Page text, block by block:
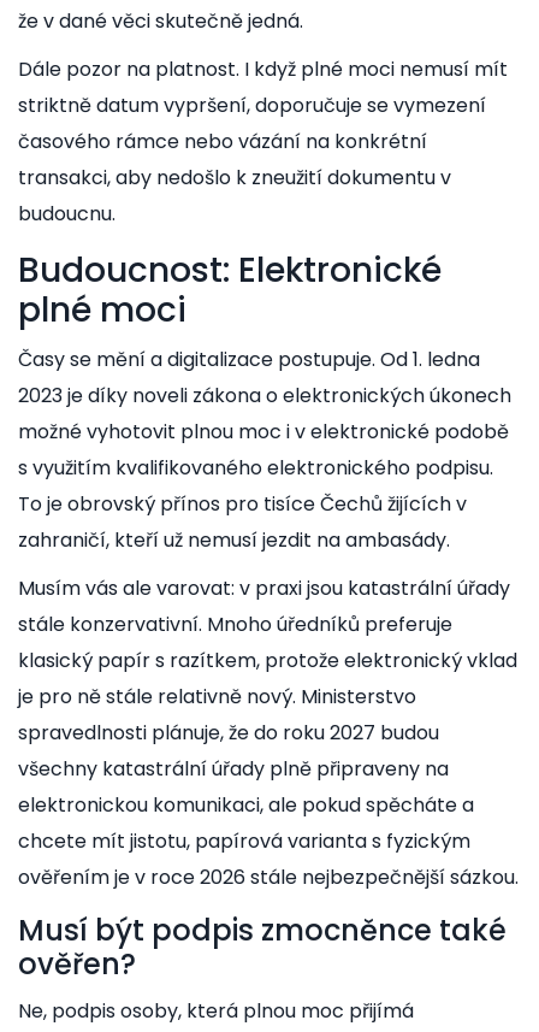
že v dané věci skutečně jedná.
Dále pozor na platnost. I když plné moci nemusí mít
striktně datum vypršení, doporučuje se vymezení
časového rámce nebo vázání na konkrétní
transakci, aby nedošlo k zneužití dokumentu v
budoucnu.
Budoucnost: Elektronické
plné moci
Časy se mění a digitalizace postupuje. Od 1. ledna
2023 je díky noveli zákona o elektronických úkonech
možné vyhotovit plnou moc i v elektronické podobě
s využitím kvalifikovaného elektronického podpisu.
To je obrovský přínos pro tisíce Čechů žijících v
zahraničí, kteří už nemusí jezdit na ambasády.
Musím vás ale varovat: v praxi jsou katastrální úřady
stále konzervativní. Mnoho úředníků preferuje
klasický papír s razítkem, protože elektronický vklad
je pro ně stále relativně nový. Ministerstvo
spravedlnosti plánuje, že do roku 2027 budou
všechny katastrální úřady plně připraveny na
elektronickou komunikaci, ale pokud spěcháte a
chcete mít jistotu, papírová varianta s fyzickým
ověřením je v roce 2026 stále nejbezpečnější sázkou.
Musí být podpis zmocněnce také
ověřen?
Ne, podpis osoby, která plnou moc přijímá